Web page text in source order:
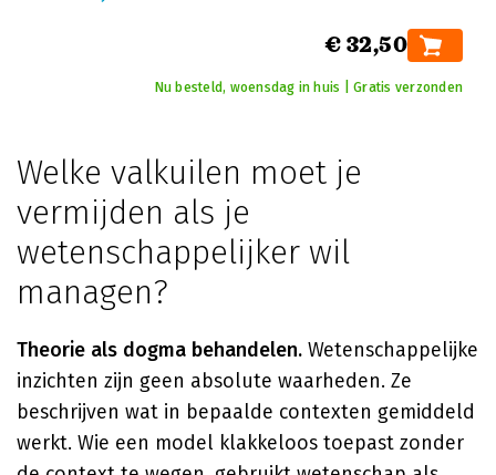
€ 32,50
Nu besteld, woensdag in huis | Gratis verzonden
Welke valkuilen moet je
vermijden als je
wetenschappelijker wil
managen?
Theorie als dogma behandelen. Wetenschappelijke
inzichten zijn geen absolute waarheden. Ze
beschrijven wat in bepaalde contexten gemiddeld
werkt. Wie een model klakkeloos toepast zonder